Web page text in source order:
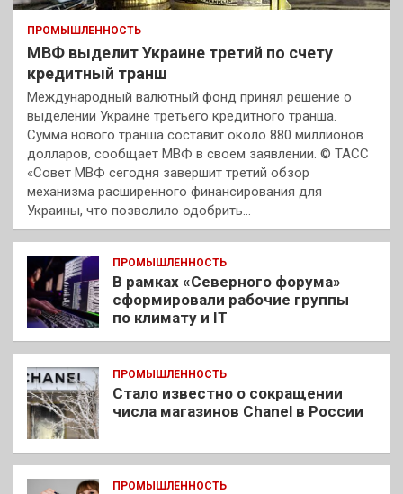
ПРОМЫШЛЕННОСТЬ
МВФ выделит Украине третий по счету
кредитный транш
Международный валютный фонд принял решение о
выделении Украине третьего кредитного транша.
Сумма нового транша составит около 880 миллионов
долларов, сообщает МВФ в своем заявлении. © ТАСС
«Совет МВФ сегодня завершит третий обзор
механизма расширенного финансирования для
Украины, что позволило одобрить…
ПРОМЫШЛЕННОСТЬ
В рамках «Северного форума»
сформировали рабочие группы
по климату и IT
ПРОМЫШЛЕННОСТЬ
Стало известно о сокращении
числа магазинов Chanel в России
ПРОМЫШЛЕННОСТЬ